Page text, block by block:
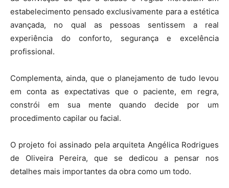
estabelecimento pensado exclusivamente para a estética
avançada, no qual as pessoas sentissem a real
experiência do conforto, segurança e excelência
profissional.
Complementa, ainda, que o planejamento de tudo levou
em conta as expectativas que o paciente, em regra,
constrói em sua mente quando decide por um
procedimento capilar ou facial.
O projeto foi assinado pela arquiteta Angélica Rodrigues
de Oliveira Pereira, que se dedicou a pensar nos
detalhes mais importantes da obra como um todo.